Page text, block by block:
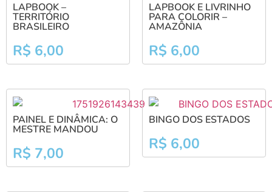
LAPBOOK –
TERRITÓRIO
BRASILEIRO
R$ 6,00
LAPBOOK E LIVRINHO
PARA COLORIR –
AMAZÔNIA
R$ 6,00
PAINEL E DINÂMICA: O
MESTRE MANDOU
R$ 7,00
BINGO DOS ESTADOS
R$ 6,00